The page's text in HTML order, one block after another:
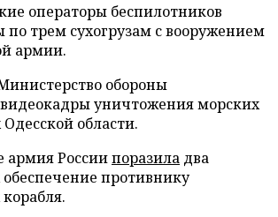
операторы беспилотников
по трем сухогрузам с вооружением
армии.
обороны
видеокадры уничтожения морских
Одесской области.
армия Россиипоразила два
противнику